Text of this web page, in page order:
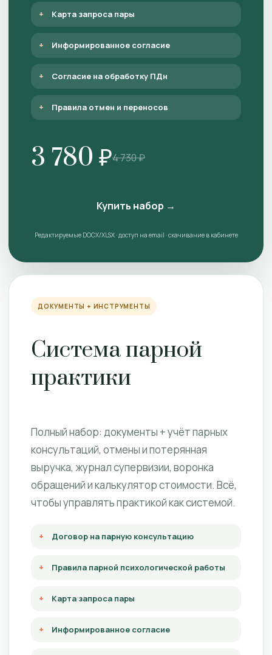
Карта запроса пары
Информированное согласие
Согласие на обработку ПДн
Правила отмен и переносов
3 780 ₽4 730 ₽
Купить набор →
Редактируемые DOCX/XLSX · доступ на email · скачивание в кабинете
ДОКУМЕНТЫ + ИНСТРУМЕНТЫ
Система парной
практики
Полный набор: документы + учёт парных
консультаций, отмены и потерянная
выручка, журнал супервизии, воронка
обращений и калькулятор стоимости. Всё,
чтобы управлять практикой как системой.
Договор на парную консультацию
Правила парной психологической работы
Карта запроса пары
Информированное согласие